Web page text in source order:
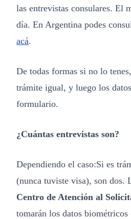
las entrevistas consulares. El
día. En Argentina podes
acá.
De todas formas si no lo
trámite igual, y luego los
formulario.
¿Cuántas entrevistas son?
Dependiendo el caso:Si es
(nunca tuviste visa), son dos.
Centro de Atención al
tomarán los datos